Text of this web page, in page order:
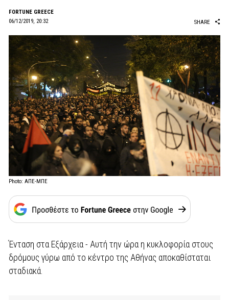
FORTUNE GREECE
06/12/2019, 20:32
SHARE
Photo: ΑΠΕ-ΜΠΕ
Ένταση στα Εξάρχεια - Αυτή την ώρα η κυκλοφορία στους
δρόμους γύρω από το κέντρο της Αθήνας αποκαθίσταται
σταδιακά.